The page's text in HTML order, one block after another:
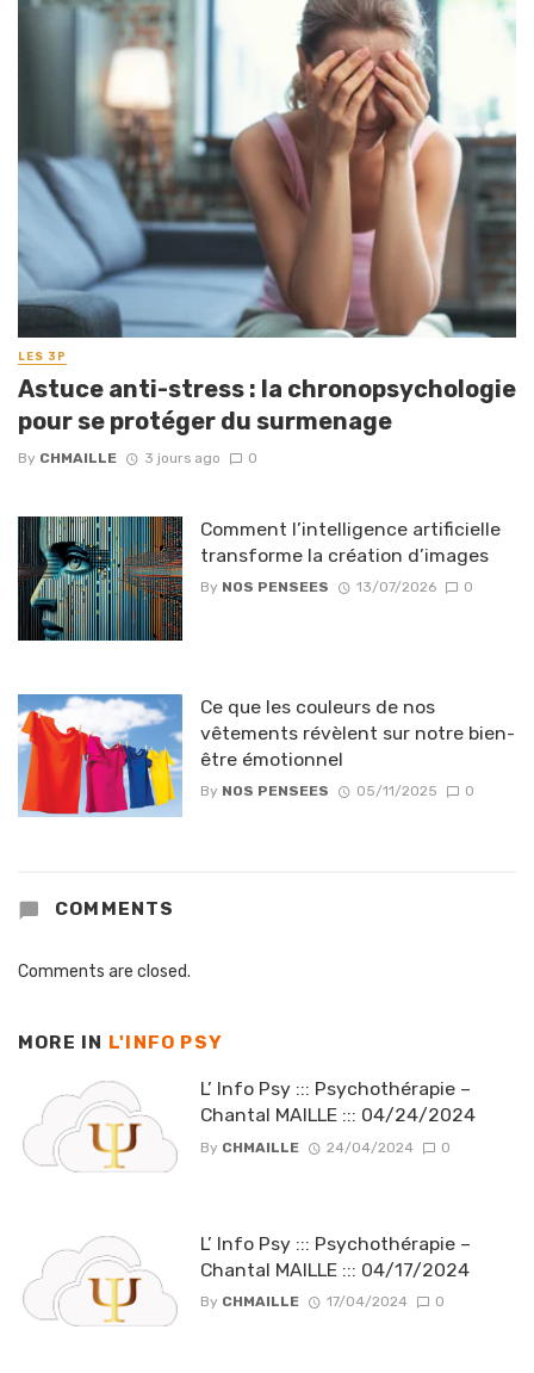
LES 3P
Astuce anti-stress : la chronopsychologie
pour se protéger du surmenage
By CHMAILLE 3 jours ago 0
Comment l’intelligence artificielle
transforme la création d’images
By NOS PENSEES 13/07/2026 0
Ce que les couleurs de nos
vêtements révèlent sur notre bien-
être émotionnel
By NOS PENSEES 05/11/2025 0
COMMENTS
Comments are closed.
MORE IN L'INFO PSY
L’ Info Psy ::: Psychothérapie –
Chantal MAILLE ::: 04/24/2024
By CHMAILLE 24/04/2024 0
L’ Info Psy ::: Psychothérapie –
Chantal MAILLE ::: 04/17/2024
By CHMAILLE 17/04/2024 0